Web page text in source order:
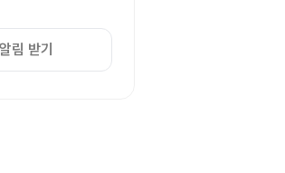
림 받기